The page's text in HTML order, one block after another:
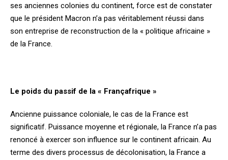
ses anciennes colonies du continent, force est de constater
que le président Macron n’a pas véritablement réussi dans
son entreprise de reconstruction de la « politique africaine »
de la France.
Le poids du passif de la « Françafrique »
Ancienne puissance coloniale, le cas de la France est
significatif. Puissance moyenne et régionale, la France n’a pas
renoncé à exercer son influence sur le continent africain. Au
terme des divers processus de décolonisation, la France a